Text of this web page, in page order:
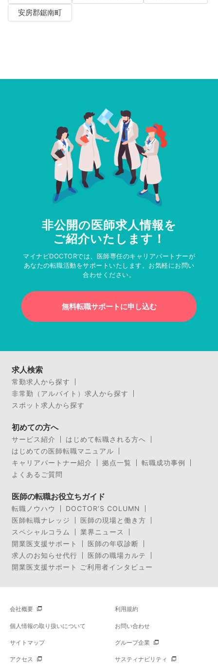
安房郡鋸南町
非公開の医師求人情報を
ご紹介いたします！
マイナビDOCTORでは、医師専任のキャリアパートナーが
あなたの転職活動をサポートいたします。お気軽にお問い
合わせください。
無料転職サポートに申し込む
求人検索
常勤求人から探す
非常勤（アルバイト）求人から探す
スポット求人から探す
初めての方へ
サービス紹介
はじめて転職される方へ
はじめての医師転職マニュアル
キャリアパートナー紹介
拠点一覧
転職成功事例
よくあるご質問
医師の転職お役立ちガイド
転職ノウハウ
DOCTOR’S COLUMN
医師転職ナレッジ
医師の現場と働き方
スペシャルコラム
業界ニュース
開業医支援サポート
医師の年収診断
求人のお知らせ代行
医師の職場カルテ
開業医支援サポート ご利用者インタビュー
会社概要 利用規約
個人情報の取り扱いについて お問い合わせ
サイトマップ グループ企業
アクセス サスティナビリティ